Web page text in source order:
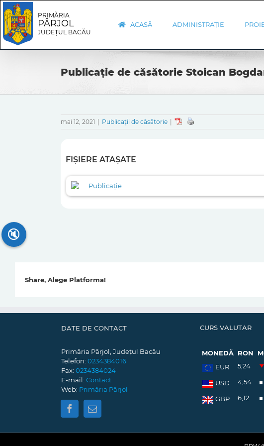
Skip
to
content
Skip
Navigation
PRIMĂRIA
PÂRJOL
JUDEȚUL BACĂU
ACASĂ ADMINISTRAȚIE
Publicație de căsătorie Stoican
mai 12, 2021 Publicații de căsătorie
FIȘIERE ATAȘATE
Publicație
Share, Alege Platforma!
DATE DE CONTACT
Primăria Pârjol, Județul Bacău
Telefon: 0234384016
Fax: 0234384024
E-mail: Contact
Web: Primăria Pârjol
CURS VALUTAR
MONEDĂ RON
EUR
5,24
USD 4,54
GBP 6,12
🔇